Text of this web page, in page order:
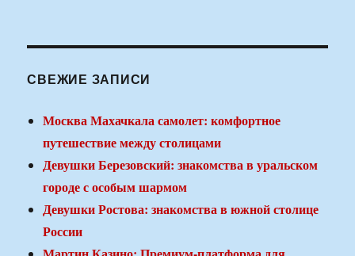
СВЕЖИЕ ЗАПИСИ
Москва Махачкала самолет: комфортное
путешествие между столицами
Девушки Березовский: знакомства в уральском
городе с особым шармом
Девушки Ростова: знакомства в южной столице
России